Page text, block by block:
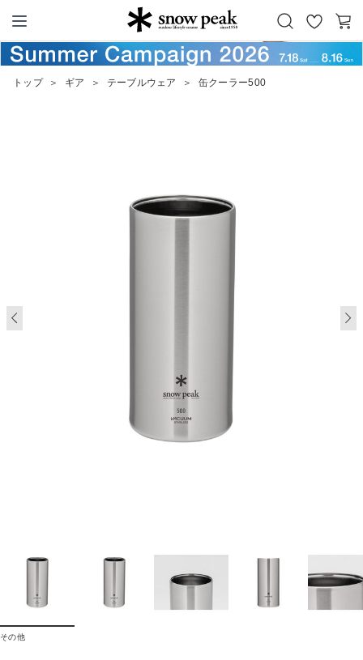
Snow Peak
お
気
カ
ー
トップ ＞ ギア ＞ テーブルウェア ＞ 缶クーラー500
その他